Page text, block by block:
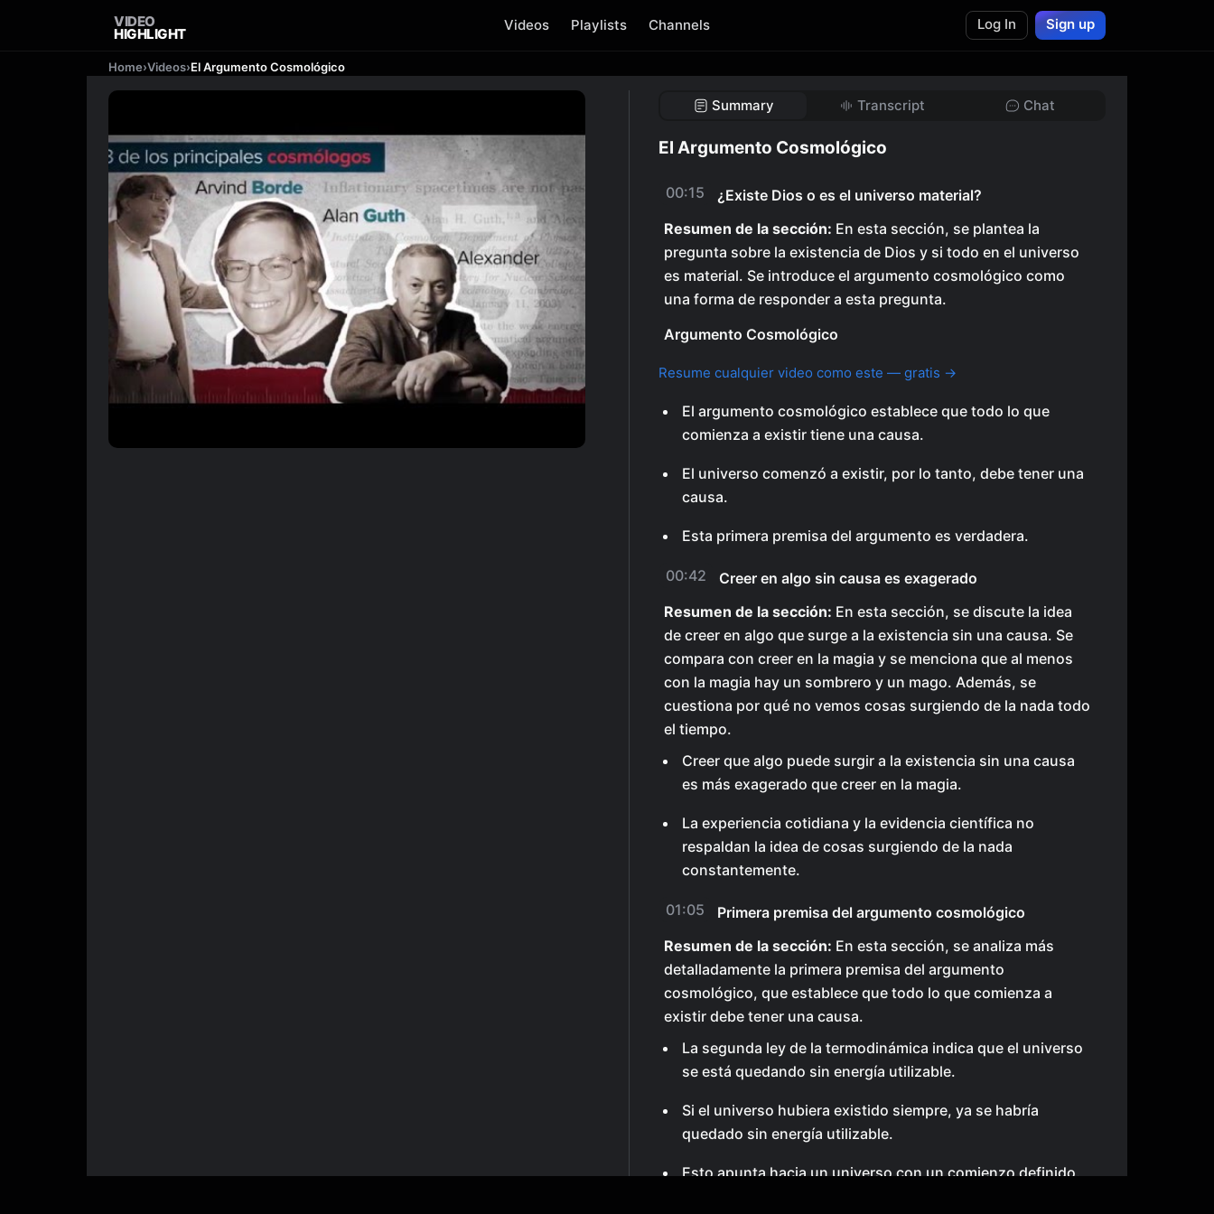
VIDEO
HIGHLIGHT
Videos Playlists Channels Log In Sign up
Home›Videos›El Argumento Cosmológico
Summary Transcript Chat
El Argumento Cosmológico
00:15
¿Existe Dios o es el universo material?
Resumen de la sección: En esta sección, se plantea la
pregunta sobre la existencia de Dios y si todo en el universo
es material. Se introduce el argumento cosmológico como
una forma de responder a esta pregunta.
Argumento Cosmológico
Resume cualquier video como este — gratis →
El argumento cosmológico establece que todo lo que
comienza a existir tiene una causa.
El universo comenzó a existir, por lo tanto, debe tener una
causa.
Esta primera premisa del argumento es verdadera.
00:42
Creer en algo sin causa es exagerado
Resumen de la sección: En esta sección, se discute la idea
de creer en algo que surge a la existencia sin una causa. Se
compara con creer en la magia y se menciona que al menos
con la magia hay un sombrero y un mago. Además, se
cuestiona por qué no vemos cosas surgiendo de la nada todo
el tiempo.
Creer que algo puede surgir a la existencia sin una causa
es más exagerado que creer en la magia.
La experiencia cotidiana y la evidencia científica no
respaldan la idea de cosas surgiendo de la nada
constantemente.
01:05
Primera premisa del argumento cosmológico
Resumen de la sección: En esta sección, se analiza más
detalladamente la primera premisa del argumento
cosmológico, que establece que todo lo que comienza a
existir debe tener una causa.
La segunda ley de la termodinámica indica que el universo
se está quedando sin energía utilizable.
Si el universo hubiera existido siempre, ya se habría
quedado sin energía utilizable.
Esto apunta hacia un universo con un comienzo definido.